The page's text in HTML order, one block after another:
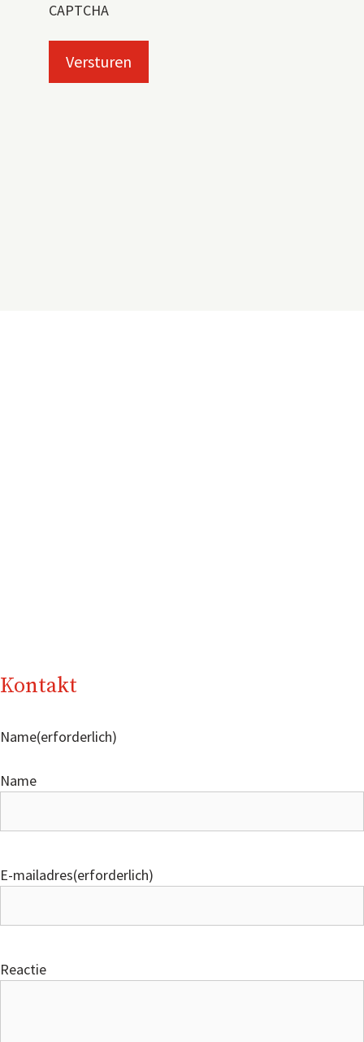
CAPTCHA
Kontakt
Name(erforderlich)
Name
E-mailadres(erforderlich)
Reactie